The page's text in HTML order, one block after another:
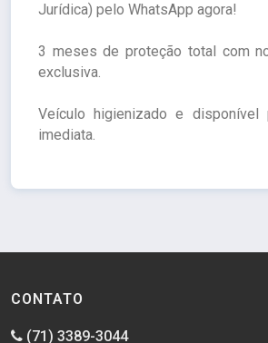
Jurídica) pelo WhatsApp agora!
3 meses de proteção total com
exclusiva.
Veículo higienizado e disponível
imediata.
CONTATO
(71) 3389-3044